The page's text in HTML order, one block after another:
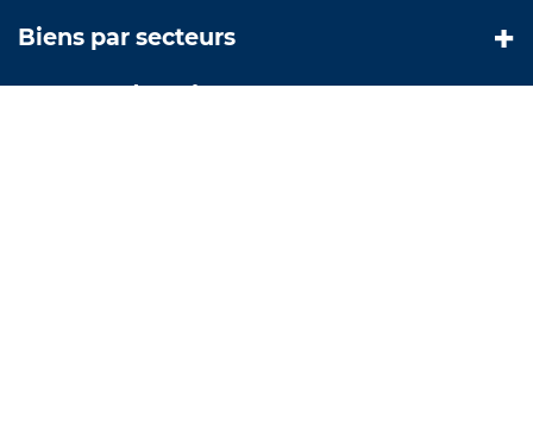
Biens par secteurs
Nos coordonnées